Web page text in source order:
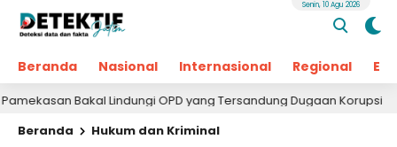
Beranda Nasional Internasional Regional
Senin, 10 Agu 2026
Bakal Lindungi OPD yang Tersandung Dugaan Korupsi 1
Beranda Hukum dan Kriminal